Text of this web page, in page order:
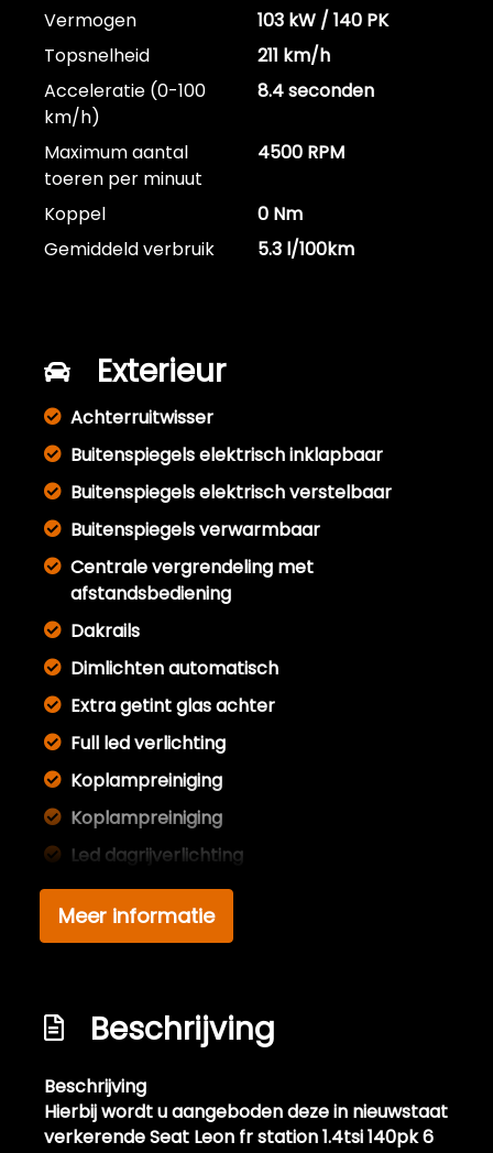
Vermogen
103 kW / 140 PK
Topsnelheid
211 km/h
Acceleratie (0-100
km/h)
8.4 seconden
Maximum aantal
toeren per minuut
4500 RPM
Koppel
0 Nm
Gemiddeld verbruik
5.3 l/100km
Exterieur
Achterruitwisser
Buitenspiegels elektrisch inklapbaar
Buitenspiegels elektrisch verstelbaar
Buitenspiegels verwarmbaar
Centrale vergrendeling met
afstandsbediening
Dakrails
Dimlichten automatisch
Extra getint glas achter
Full led verlichting
Koplampreiniging
Koplampreiniging
Led dagrijverlichting
Led koplampen
Lichtmetalen velgen 17"
Parkeersensor voor en achter
Ruitensproeiers/wisserbladen
verwarmbaar
Spiegels elektrisch inklapbaar
Meer informatie
Beschrijving
Beschrijving
Hierbij wordt u aangeboden deze in nieuwstaat
verkerende Seat Leon fr station 1.4tsi 140pk 6